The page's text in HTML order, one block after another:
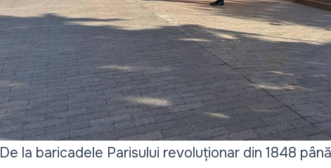
De la baricadele Parisului revoluționar din 1848